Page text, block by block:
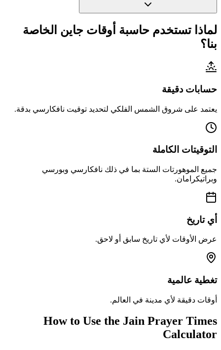
لماذا تستخدم حاسبة أوقات جاين الخاصة
بنا؟
حسابات دقيقة
يعتمد على شروق الشمس الفلكي لتحديد توقيت نافكارسي بدقة.
التوقيتات الكاملة
جميع الموهورتات الستة بما في ذلك نافكارسي وبورسي
وبراتيكرامان.
أي تاريخ
عرض الأوقات لأي تاريخ سابق أو لاحق.
تغطية عالمية
أوقات دقيقة لأي مدينة في العالم.
How to Use the Jain Prayer Times
Calculator